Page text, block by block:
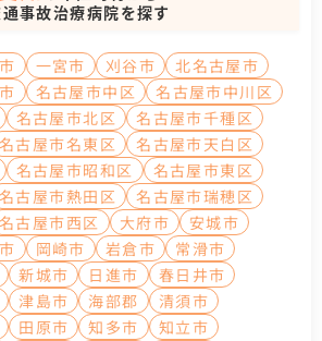
事故治療病院を探す
一宮市 刈谷市
北名古屋市
名古屋市中区
名古屋市中川区
名古屋市北区
名古屋市千種区
名古屋市名東区
名古屋市天白区
名古屋市昭和区
名古屋市東区
名古屋市熱田区
名古屋市瑞穂区
名古屋市西区 大府市
安城市
岡崎市 岩倉市
常滑市
新城市 日進市
春日井市
津島市 海部郡
清須市
田原市 知多市
知立市